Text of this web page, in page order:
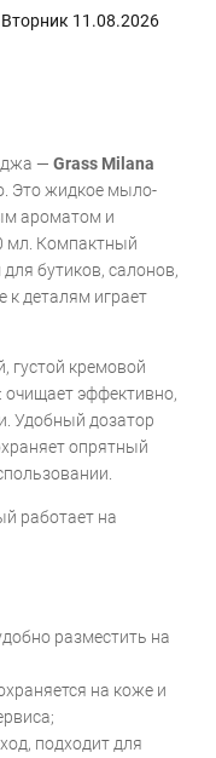
11.08.2026
—Grass Milana
Это жидкое мыло-
ароматом и
мл. Компактный
бутиков, салонов,
к деталям играет
густой кремовой
эффективно,
Удобный дозатор
опрятный
работает на
разместить на
на коже и
подходит для